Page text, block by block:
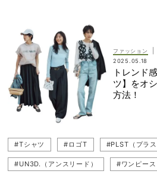
#UNFILO（アンフィーロ）
#トップス #シアートップス（透けトッ
#ロゴT #CELFORD（セルフォード）
#透け感コーデ #Tシャツ
ファッション
2025.05.18
トレンド
ツ】をオ
方法！
#Tシャツ #ロゴT #PLST（プラス
#UN3D.（アンスリード） #ワンピー